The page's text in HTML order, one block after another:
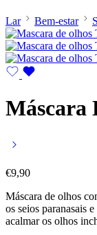
Lar Bem-estar
Máscara
€9,90
Máscara de olhos
os seios paranasais
acalmar os olhos